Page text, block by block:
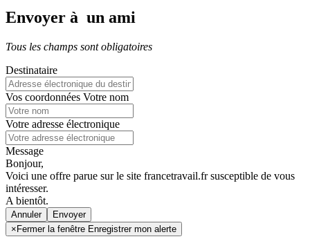
Envoyer à un ami
Tous les champs sont obligatoires
Destinataire
Vos coordonnées Votre nom
Votre adresse électronique
Message
Bonjour,
Voici une offre parue sur le site francetravail.fr susceptible de vous
intéresser.
A bientôt.
Annuler
× Fermer la fenêtre Enregistrer mon alerte